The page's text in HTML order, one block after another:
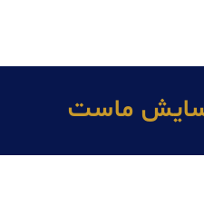
ماست